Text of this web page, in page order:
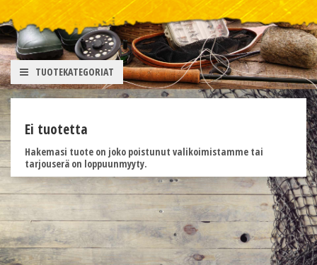
TUOTEKATEGORIAT
Ei tuotetta
Hakemasi tuote on joko poistunut valikoimistamme tai
tarjouserä on loppuunmyyty.